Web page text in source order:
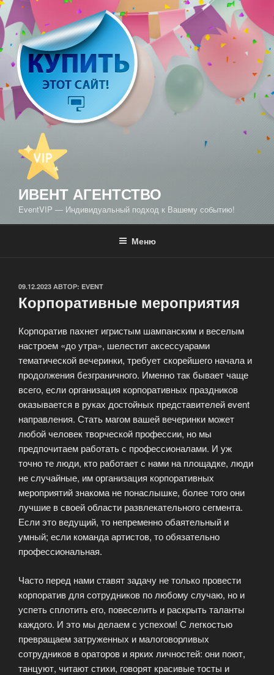
Перейти
к
содержимому
ИВЕНТ АГЕНТСТВО
EventVIP — Индивидуальный подход к Вашему событию!
Меню
ОПУБЛИКОВАНО
09.12.2023 АВТОР: EVENT
Корпоративные мероприятия
Корпоратив пахнет игристым шампанским и веселым
настроем «до утра», шелестит аксессуарами
тематической вечеринки, требует скорейшего начала и
продолжения безграничного. Именно так бывает чаще
всего, если организация корпоративных праздников
оказывается в руках достойных представителей event
направления. Стать магом вашей вечеринки может
любой человек творческой профессии, но мы
предпочитаем работать с профессионалами. И уж
точно те люди, кто работает с нами на площадке, люди
не случайные, им организация корпоративных
мероприятий знакома не понаслышке, более того они
лучшие в своей области развлекательного сегмента.
Если это ведущий, то непременно обаятельный и
умный; если команда артистов, то обязательно
профессиональная.
Часто перед нами ставят задачу не только провести
корпоратив для сотрудников по любому случаю, но и
успеть сплотить его, повеселить и раскрыть таланты
каждого. И это мы делаем с успехом! С легкостью
превращаем затруженных и малоговорливых
сотрудников в ораторов и ярких личностей: они поют,
танцуют, читают стихи, говорят красивые тосты и